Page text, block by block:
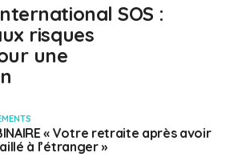
SOS :
risques
une
« Votre retraite après avoir
à l’étranger »